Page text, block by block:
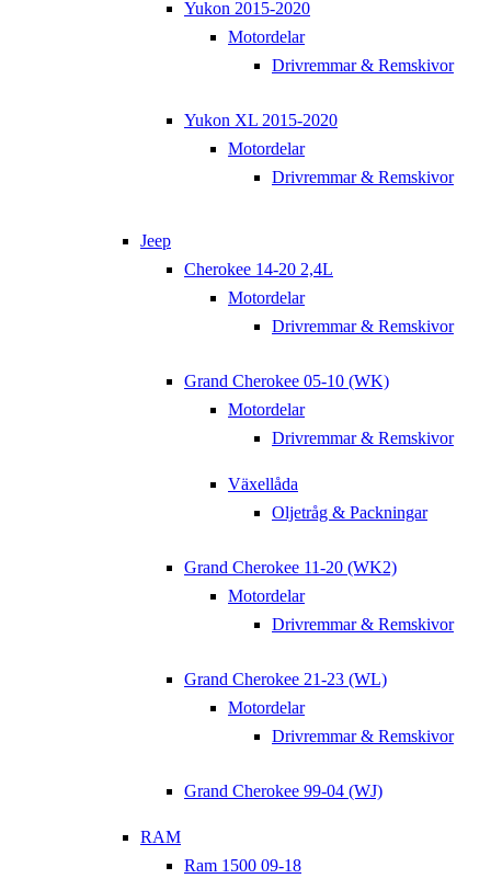
Yukon 2015-2020
Motordelar
Drivremmar & Remskivor
Yukon XL 2015-2020
Motordelar
Drivremmar & Remskivor
Jeep
Cherokee 14-20 2,4L
Motordelar
Drivremmar & Remskivor
Grand Cherokee 05-10 (WK)
Motordelar
Drivremmar & Remskivor
Växellåda
Oljetråg & Packningar
Grand Cherokee 11-20 (WK2)
Motordelar
Drivremmar & Remskivor
Grand Cherokee 21-23 (WL)
Motordelar
Drivremmar & Remskivor
Grand Cherokee 99-04 (WJ)
RAM
Ram 1500 09-18